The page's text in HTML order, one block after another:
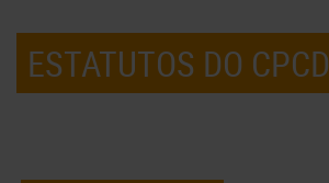
ESTATUTOS DO CPCD